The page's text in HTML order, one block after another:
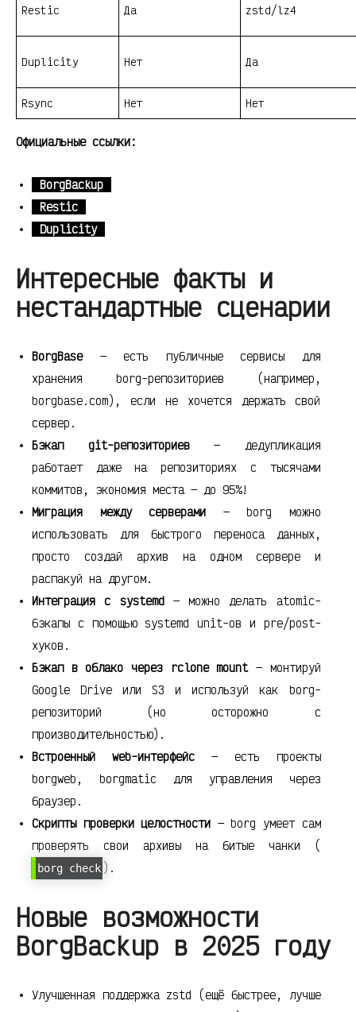
Restic Да zstd/lz4
Duplicity Нет Да
Rsync Нет Нет
Официальные ссылки:
BorgBackup
Restic
Duplicity
Интересные факты и
нестандартные сценарии
BorgBase— есть публичные сервисы для
хранения borg-репозиториев (например,
borgbase.com), если не хочется держать свой
сервер.
Бэкап git-репозиториев— дедупликация
работает даже на репозиториях с тысячами
коммитов, экономия места — до 95%!
Миграция между серверами — borg можно
использовать для быстрого переноса данных,
просто создай архив на одном сервере и
распакуй на другом.
Интеграция с systemd— можно делать atomic-
бэкапы с помощью systemd unit-ов и pre/post-
хуков.
Бэкап в облако через rclone mount— монтируй
Google Drive или S3 и используй как borg-
репозиторий (но осторожно с
производительностью).
Встроенный web-интерфейс— есть проекты
borgweb, borgmatic для управления через
браузер.
Скрипты проверки целостности — borg умеет сам
проверять свои архивы на битые чанки (
borg check ).
Новые возможности
BorgBackup в 2025 году
Улучшенная поддержка zstd (ещё быстрее, лучше